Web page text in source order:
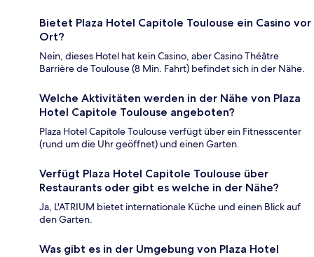
Bietet Plaza Hotel Capitole Toulouse ein Casino vor
Ort?
Nein, dieses Hotel hat kein Casino, aber Casino Théâtre
Barrière de Toulouse (8 Min. Fahrt) befindet sich in der Nähe.
Welche Aktivitäten werden in der Nähe von Plaza
Hotel Capitole Toulouse angeboten?
Plaza Hotel Capitole Toulouse verfügt über ein Fitnesscenter
(rund um die Uhr geöffnet) und einen Garten.
Verfügt Plaza Hotel Capitole Toulouse über
Restaurants oder gibt es welche in der Nähe?
Ja, L'ATRIUM bietet internationale Küche und einen Blick auf
den Garten.
Was gibt es in der Umgebung von Plaza Hotel